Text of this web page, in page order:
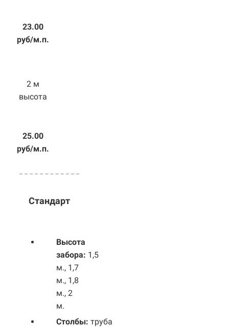
23.00
руб/м.п.
2 м
высота
25.00
руб/м.п.
Стандарт
Высота
забора: 1,5
м., 1,7
м., 1,8
м., 2
м.
Столбы: труба